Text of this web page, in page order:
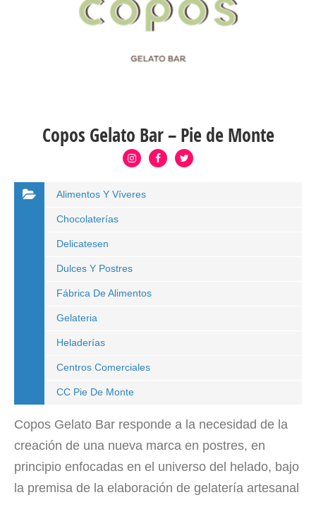
Copos Gelato Bar – Pie de Monte
Alimentos Y Víveres
Chocolaterías
Delicatesen
Dulces Y Postres
Fábrica De Alimentos
Gelateria
Heladerías
Centros Comerciales
CC Pie De Monte
Copos Gelato Bar responde a la necesidad de la
creación de una nueva marca en postres, en
principio enfocadas en el universo del helado, bajo
la premisa de la elaboración de gelatería artesanal